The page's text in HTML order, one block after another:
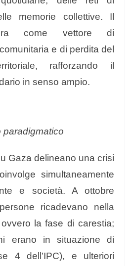
memorie collettive. Il
come vettore di
e di perdita del
rafforzando il
in senso ampio.
paradigmatico
Gaza delineano una crisi
simultaneamente
e società. A ottobre
ricadevano nella
la fase di carestia;
erano in situazione di
4 dell’IPC), e ulteriori